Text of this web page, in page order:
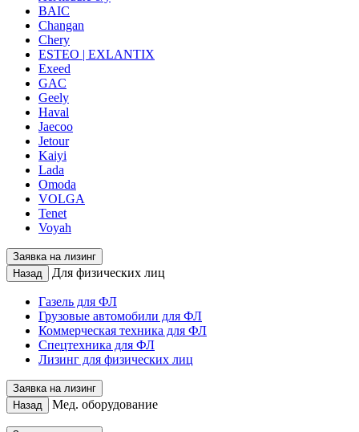
BAIC
Changan
Chery
ESTEO | EXLANTIX
Exeed
GAC
Geely
Haval
Jaecoo
Jetour
Kaiyi
Lada
Omoda
VOLGA
Tenet
Voyah
Заявка на лизинг
Назад
Для физических лиц
Газель для ФЛ
Грузовые автомобили для ФЛ
Коммерческая техника для ФЛ
Спецтехника для ФЛ
Лизинг для физических лиц
Заявка на лизинг
Назад
Мед. оборудование